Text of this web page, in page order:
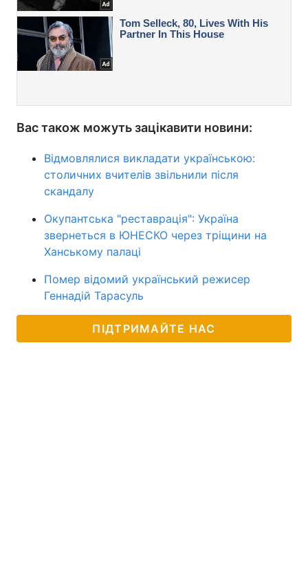
Вас також можуть зацікавити новини:
Відмовлялися викладати українською:
столичних вчителів звільнили після
скандалу
Окупантська "реставрація": Україна
звернеться в ЮНЕСКО через тріщини на
Ханському палаці
Помер відомий український режисер
Геннадій Тарасуль
ПІДТРИМАЙТЕ НАС